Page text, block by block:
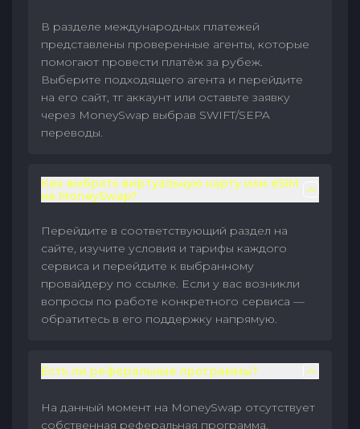
В разделе международных платежей
представлены проверенные агенты, которые
помогают провести платёж за рубеж.
Выберите подходящего агента и перейдите
на его сайт, тг аккаунт или оставьте заявку
через MoneySwap выбрав SWIFT/SEPA
переводы.
Как выбрать виртуальную карту или eSIM
на MoneySwap?
Перейдите в соответствующий раздел на
сайте, изучите условия и тарифы каждого
сервиса и перейдите к выбранному
провайдеру по ссылке. Если у вас возникли
вопросы по работе конкретного сервиса —
обратитесь в его поддержку напрямую.
Есть ли реферальные программы?
На данный момент на MoneySwap отсутствует
собственная реферальная программа.